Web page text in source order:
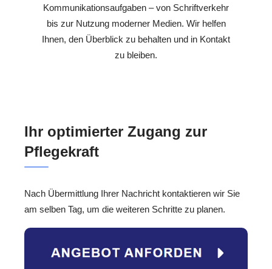
Kommunikationsaufgaben – von Schriftverkehr
bis zur Nutzung moderner Medien. Wir helfen
Ihnen, den Überblick zu behalten und in Kontakt
zu bleiben.
Ihr optimierter Zugang zur
Pflegekraft
Nach Übermittlung Ihrer Nachricht kontaktieren wir Sie
am selben Tag, um die weiteren Schritte zu planen.